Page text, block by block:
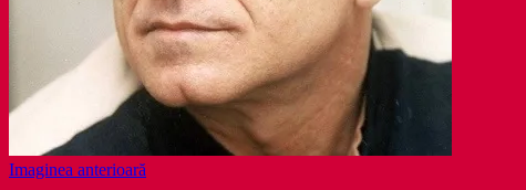
Imaginea anterioară